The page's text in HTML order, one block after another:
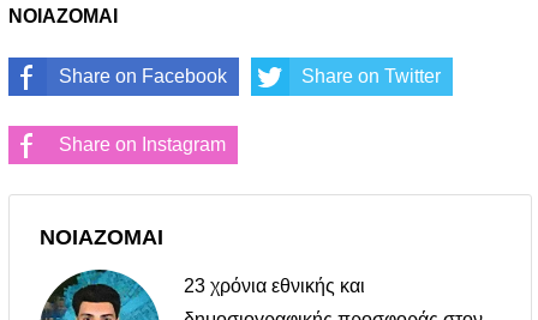
ΝΟΙΑΖΟΜΑΙ
Share on Facebook Share on Twitter
Share on Instagram
ΝΟΙΑΖΟΜΑΙ
23 χρόνια εθνικής και